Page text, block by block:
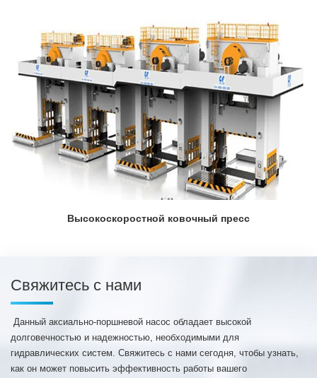
Высокоскоростной ковочный пресс
Свяжитесь с нами
​ Данный аксиально-поршневой насос обладает высокой
долговечностью и надежностью, необходимыми для
гидравлических систем. Свяжитесь с нами сегодня, чтобы узнать,
как он может повысить эффективность работы вашего